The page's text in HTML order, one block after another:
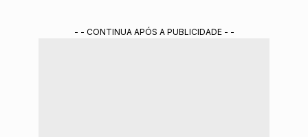
- - CONTINUA APÓS A PUBLICIDADE - -